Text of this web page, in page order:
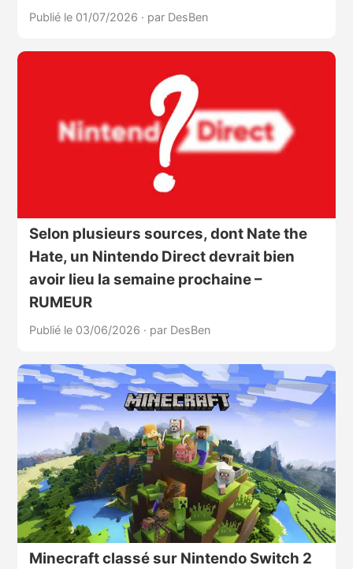
Publié le 01/07/2026 · par DesBen
Selon plusieurs sources, dont Nate the
Hate, un Nintendo Direct devrait bien
avoir lieu la semaine prochaine –
RUMEUR
Publié le 03/06/2026 · par DesBen
Minecraft classé sur Nintendo Switch 2